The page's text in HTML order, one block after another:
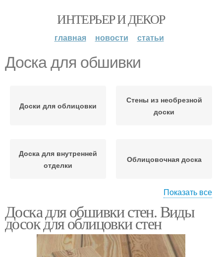
ИНТЕРЬЕР И ДЕКОР
главная новости статьи
Доска для обшивки
Доски для облицовки
Стены из необрезной
доски
Доска для внутренней
отделки
Облицовочная доска
Доска для стен
Показать все
Доска для обшивки стен. Виды
досок для облицовки стен